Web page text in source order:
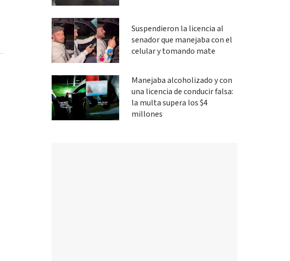
Suspendieron la licencia al
senador que manejaba con el
celular y tomando mate
Manejaba alcoholizado y con
una licencia de conducir falsa:
la multa supera los $4
millones